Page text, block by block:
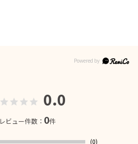
0.0
レビュー件数： 0件
(0)